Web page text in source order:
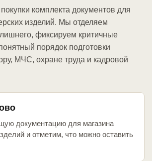
комплекта документов для
изделий. Мы отделяем
фиксируем критичные
порядок подготовки
МЧС, охране труда и кадровой
документацию для магазина
и отметим, что можно оставить